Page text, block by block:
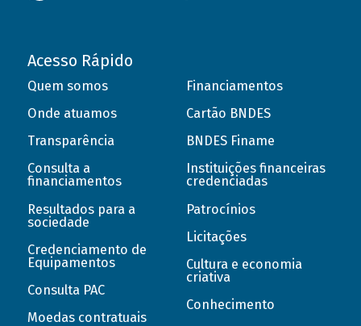
Acesso Rápido
Quem somos
Onde atuamos
Transparência
Consulta a
financiamentos
Resultados para a
sociedade
Credenciamento de
Equipamentos
Consulta PAC
Moedas contratuais
Financiamentos
Cartão BNDES
BNDES Finame
Instituições financeiras
credenciadas
Patrocínios
Licitações
Cultura e economia
criativa
Conhecimento